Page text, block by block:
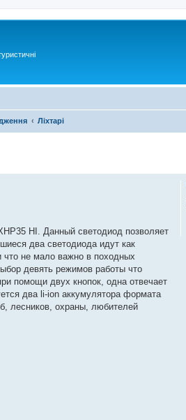
Ліхтарі
HI. Данный светодиод позволяет
два светодиода идут как
что не мало важно в походных
девять режимов работы что
помощи двух кнопок, одна отвечает
два li-ion аккумулятора формата
лесников, охраны, любителей